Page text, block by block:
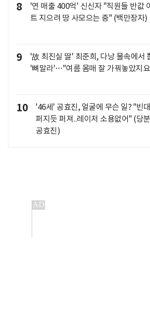
8
'연 매출 400억' 신신자 "직원들 반값
트 지으려 땅 사모으는 중" (백만장자)
9
'故 최진실 딸' 최준희, 다낭 물속에서
'뼈말라'…"여름 몸매 잘 가꿔놓았지
10
'46세' 공효진, 얼굴에 무슨 일? "빈
퍼지듯 퍼져..레이저 소용없어" (당
공효진)